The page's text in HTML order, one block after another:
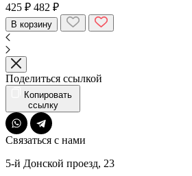
425 ₽ 482 ₽
В корзину
Поделиться ссылкой
Копировать
ссылку
Связаться с нами
5-й Донской проезд, 23